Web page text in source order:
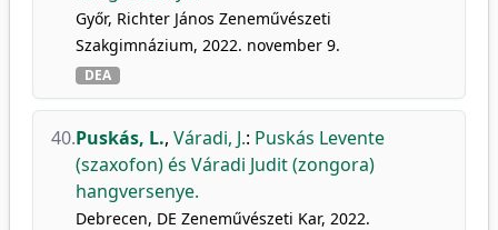
Győr, Richter János Zeneművészeti
Szakgimnázium, 2022. november 9.
DEA
40.Puskás, L., Váradi, J.: Puskás Levente
(szaxofon) és Váradi Judit (zongora)
hangversenye.
Debrecen, DE Zeneművészeti Kar, 2022.